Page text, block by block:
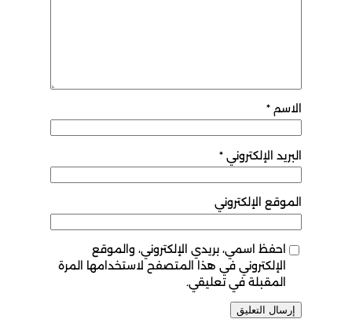
الاسم*
البريد الإلكتروني*
الموقع الإلكتروني
احفظ اسمي، بريدي الإلكتروني، والموقع
الإلكتروني في هذا المتصفح لاستخدامها المرة
المقبلة في تعليقي.